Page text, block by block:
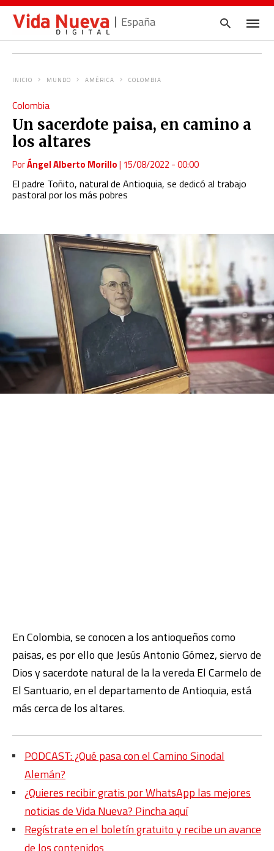
España
y
INICIO MUNDO AMÉRICA COLOMBIA
Colombia
Un sacerdote paisa, en camino a
los altares
PorÁngel Alberto Morillo| 15/08/2022 - 00:00
El padre Toñito, natural de Antioquia, se dedicó al trabajo
pastoral por los más pobres
En Colombia, se conocen a los antioqueños como
paisas, es por ello que Jesús Antonio Gómez, siervo de
Dios y sacerdote natural de la la vereda El Carmelo de
El Santuario, en el departamento de Antioquia, está
más cerca de los altares.
PODCAST: ¿Qué pasa con el Camino Sinodal
Alemán?
¿Quieres recibir gratis por WhatsApp las mejores
noticias de Vida Nueva? Pincha aquí
Regístrate en el boletín gratuito y recibe un avance